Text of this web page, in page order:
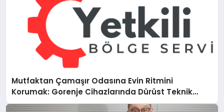
Mutfaktan Çamaşır Odasına Evin Ritmini
Korumak: Gorenje Cihazlarında Dürüst Teknik
Destek Deneyimi